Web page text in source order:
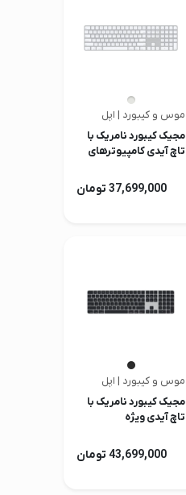
موس و کیبورد | اپل
مجیک کیبورد نامریک با
تاچ آیدی کامپیوترهای
37,699,000 تومان
موس و کیبورد | اپل
مجیک کیبورد نامریک با
تاچ آیدی ویژه
اورجینال اپل مشکی
43,699,000 تومان